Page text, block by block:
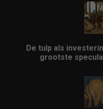
De tulp als
grootste